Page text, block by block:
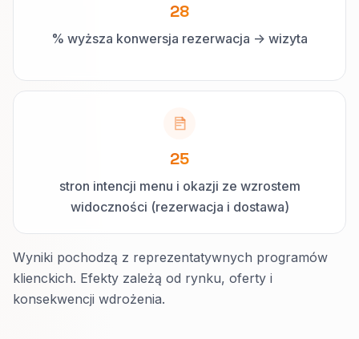
28
% wyższa konwersja rezerwacja -> wizyta
25
stron intencji menu i okazji ze wzrostem
widoczności (rezerwacja i dostawa)
Wyniki pochodzą z reprezentatywnych programów
klienckich. Efekty zależą od rynku, oferty i
konsekwencji wdrożenia.